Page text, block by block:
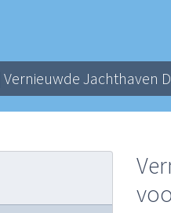
Vernieuwde Jachthaven